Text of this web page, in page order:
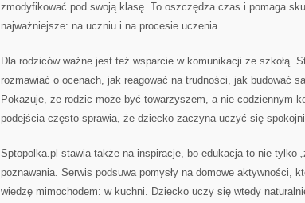
zmodyfikować pod swoją klasę. To oszczędza czas i pomaga
najważniejsze: na uczniu i na procesie uczenia.
Dla rodziców ważne jest też wsparcie w komunikacji ze szkołą.
rozmawiać o ocenach, jak reagować na trudności, jak budować
Pokazuje, że rodzic może być towarzyszem, a nie codziennym
podejścia często sprawia, że dziecko zaczyna uczyć się
Sptopolka.pl stawia także na inspiracje, bo edukacja to nie tylko
poznawania. Serwis podsuwa pomysły na domowe aktywności,
wiedzę mimochodem: w kuchni. Dziecko uczy się wtedy